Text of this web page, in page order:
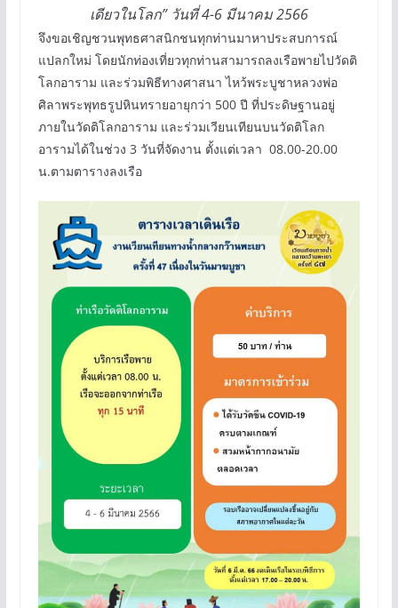
เดียวในโลก” วันที่ 4-6 มีนาคม 2566
จึงขอเชิญชวนพุทธศาสนิกชนทุกท่านมาหาประสบการณ์
แปลกใหม่ โดยนักท่องเที่ยวทุกท่านสามารถลงเรือพายไปวัดติ
โลกอาราม และร่วมพิธีทางศาสนา ไหว้พระบูชาหลวงพ่อ
ศิลาพระพุทธรูปหินทรายอายุกว่า 500 ปี ที่ประดิษฐานอยู่
ภายในวัดติโลกอาราม และร่วมเวียนเทียนบนวัดติโลก
อารามได้ในช่วง 3 วันที่จัดงาน ตั้งแต่เวลา 08.00-20.00
น.ตามตารางลงเรือ